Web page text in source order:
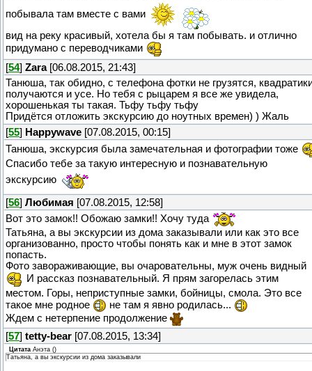
побывала там вместе с вами
вид на реку красивый, хотела бы я там побывать. и отлично
придумано с переводчиками
[54] Zara[06.08.2015, 21:43]
Танюша, так обидно, с телефона фотки не грузятся,
получаются и усе. Но тебя с рыцарем я все же увидела,
хорошенькая ты такая. Тьфу тьфу тьфу
Придётся отложить экскурсию до ноутных времен) ) Жаль
[55] Happywave [07.08.2015, 00:15]
Танюша, экскурсия была замечательная и фотографии тоже
Спасибо тебе за такую интересную и познавательную
экскурсию
[56] Любимая [07.08.2015, 12:58]
Вот это замок!! Обожаю замки!! Хочу туда
Татьяна, а вы экскурсии из дома заказывали или как это все
организованно, просто чтобы понять как и мне в этот замок
попасть.
Фото завораживающие, вы очаровательны, муж очень видный
И рассказ познавательный. Я прям загорелась этим
местом. Горы, неприступные замки, бойницы, смола. Это все
такое мне родное
не там я явно родилась...
Ждем с нетерпение продолжение
[57] tetty-bear [07.08.2015, 13:34]
Цитата Анэта ()
Татьяна, а вы экскурсии из дома заказывали